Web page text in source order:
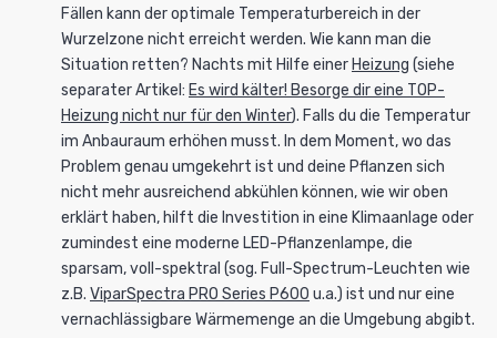
Fällen kann der optimale Temperaturbereich in der
Wurzelzone nicht erreicht werden. Wie kann man die
Situation retten? Nachts mit Hilfe einer Heizung (siehe
separater Artikel: Es wird kälter! Besorge dir eine TOP-
Heizung nicht nur für den Winter). Falls du die Temperatur
im Anbauraum erhöhen musst. In dem Moment, wo das
Problem genau umgekehrt ist und deine Pflanzen sich
nicht mehr ausreichend abkühlen können, wie wir oben
erklärt haben, hilft die Investition in eine Klimaanlage oder
zumindest eine moderne LED-Pflanzenlampe, die
sparsam, voll-spektral (sog. Full-Spectrum-Leuchten wie
z.B. ViparSpectra PRO Series P600 u.a.) ist und nur eine
vernachlässigbare Wärmemenge an die Umgebung abgibt.